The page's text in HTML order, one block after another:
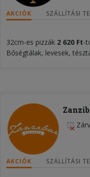
AKCIÓK SZÁLLÍTÁSI
32cm-es pizzák 2 620 Ft-
Bőségtálak, levesek,
AKCIÓK SZÁLLÍTÁSI